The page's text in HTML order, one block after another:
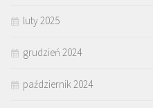
luty 2025
grudzień 2024
październik 2024